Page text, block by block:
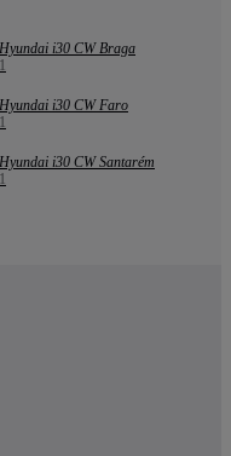
Hyundai i30 CW Braga
1
Hyundai i30 CW Faro
1
Hyundai i30 CW Santarém
1